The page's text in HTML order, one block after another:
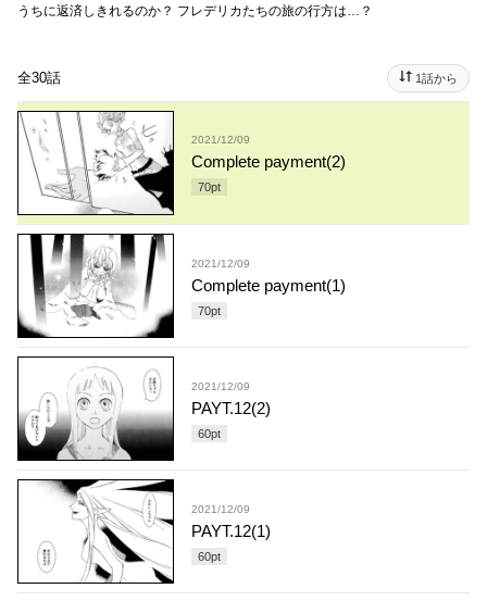
うちに返済しきれるのか？ フレデリカたちの旅の行方は…？
全30話 1話から
2021/12/09
Complete payment(2)
70pt
2021/12/09
Complete payment(1)
70pt
2021/12/09
PAYT.12(2)
60pt
2021/12/09
PAYT.12(1)
60pt